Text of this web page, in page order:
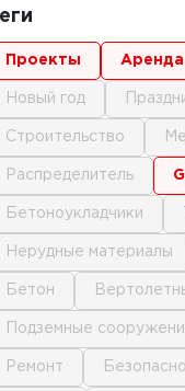
проекты аренда
новый год
строительство
распределитель
бетоноукладчики
нерудные материалы
бетон
подземные
ремонт